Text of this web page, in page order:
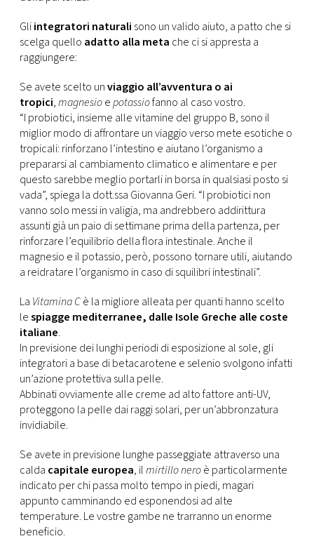
CONSIGLIA
Gliintegratori naturali sono un valido aiuto, a patto che si
scelga quello adatto alla meta che ci si appresta a
raggiungere:
Se avete scelto unviaggio all’avventura o ai
tropici,magnesioepotassiofanno al caso vostro.
“I probiotici, insieme alle vitamine del gruppo B, sono il
miglior modo di affrontare un viaggio verso mete esotiche o
tropicali: rinforzano l’intestino e aiutano l’organismo a
prepararsi al cambiamento climatico e alimentare e per
questo sarebbe meglio portarli in borsa in qualsiasi posto si
vada”, spiega la dott.ssa Giovanna Geri. “I probiotici non
vanno solo messi in valigia, ma andrebbero addirittura
assunti già un paio di settimane prima della partenza, per
rinforzare l’equilibrio della flora intestinale. Anche il
magnesio e il potassio, però, possono tornare utili, aiutando
a reidratare l’organismo in caso di squilibri intestinali”.
La Vitamina Cè la migliore alleata per quanti hanno scelto
lespiagge mediterranee, dalle Isole Greche alle coste
italiane.
In previsione dei lunghi periodi di esposizione al sole, gli
integratori a base di betacarotene e selenio svolgono infatti
un’azione protettiva sulla pelle.
Abbinati ovviamente alle creme ad alto fattore anti-UV,
proteggono la pelle dai raggi solari, per un’abbronzatura
invidiabile.
Se avete in previsione lunghe passeggiate attraverso una
calda capitale europea, ilmirtillo neroè particolarmente
indicato per chi passa molto tempo in piedi, magari
appunto camminando ed esponendosi ad alte
temperature. Le vostre gambe ne trarranno un enorme
beneficio.